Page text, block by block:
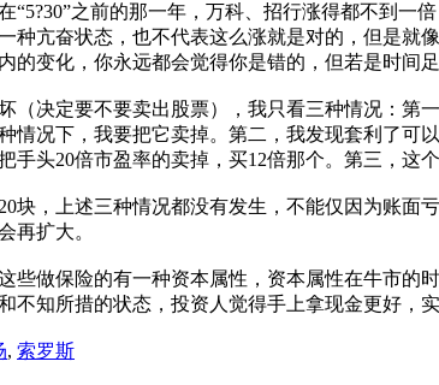
之前的那一年，万科、招行涨得都不到一
种亢奋状态，也不代表这么涨就是对的，但是就
的变化，你永远都会觉得你是错的，但若是时间
决定要不要卖出股票），我只看三种情况：第
情况下，我要把它卖掉。第二，我发现套利了
手头20倍市盈率的卖掉，买12倍那个。第三，这
，上述三种情况都没有发生，不能仅因为账面
再扩大。
做保险的有一种资本属性，资本属性在牛市的
不知所措的状态，投资人觉得手上拿现金更好，实
, 索罗斯